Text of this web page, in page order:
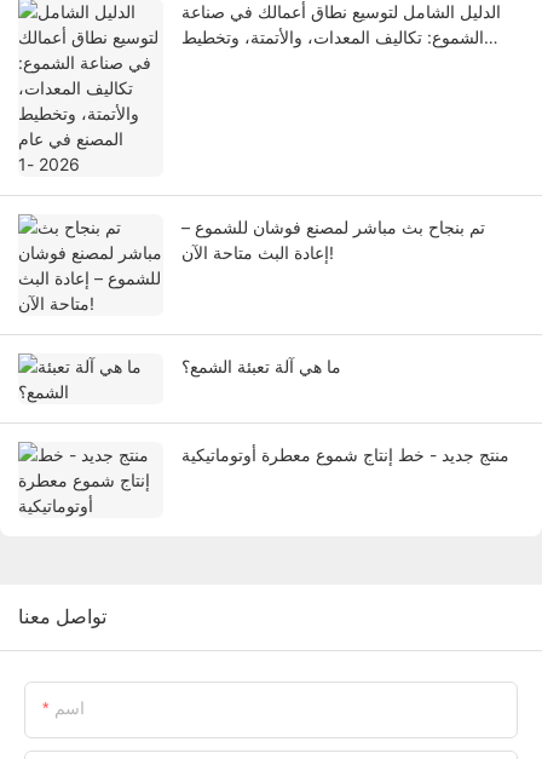
الدليل الشامل لتوسيع نطاق أعمالك في صناعة
الشموع: تكاليف المعدات، والأتمتة، وتخطيط
تم بنجاح بث مباشر لمصنع فوشان للشموع –
إعادة البث متاحة الآن!
ما هي آلة تعبئة الشمع؟
منتج جديد - خط إنتاج شموع معطرة أوتوماتيكية
تواصل معنا
اسم